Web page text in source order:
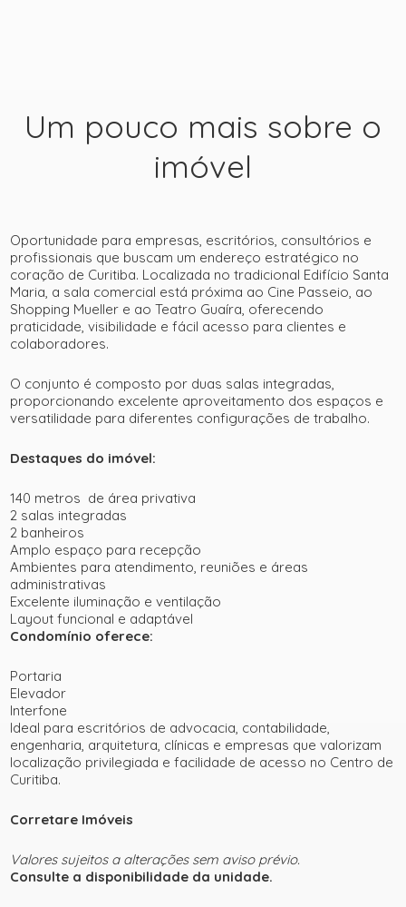
+ 30
ver mais fotos
Um pouco mais sobre o
imóvel
Oportunidade para empresas, escritórios, consultórios e
profissionais que buscam um endereço estratégico no
coração de Curitiba. Localizada no tradicional Edifício Santa
Maria, a sala comercial está próxima ao Cine Passeio, ao
Shopping Mueller e aoTeatro Guaíra, oferecendo
praticidade, visibilidade e fácil acesso para clientes e
colaboradores.
O conjunto é composto por duas salas integradas,
proporcionando excelente aproveitamento dos espaços e
versatilidade para diferentes configurações de trabalho.
Destaques do imóvel:
140 metros de área privativa
2 salas integradas
2 banheiros
Amplo espaço para recepção
Ambientes para atendimento, reuniões e áreas
administrativas
Excelente iluminação e ventilação
Layout funcional e adaptável
Condomínio oferece:
Portaria
Elevador
Interfone
Ideal para escritórios de advocacia, contabilidade,
engenharia, arquitetura, clínicas e empresas que valorizam
localização privilegiada e facilidade de acesso no Centro de
Curitiba.
Corretare Imóveis
Valores sujeitos a alterações sem aviso prévio.
Consulte a disponibilidade da unidade.